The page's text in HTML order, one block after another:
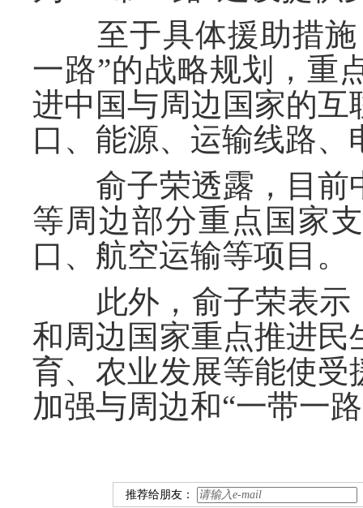
至于具体援助措施
一路”的战略规划，重
进中国与周边国家的
口、能源、运输线路
俞子荣透露，目前
等周边部分重点国家
口、航空运输等项目。
此外，俞子荣表示
和周边国家重点推进
育、农业发展等能使
加强与周边和“一带一
推荐给朋友：